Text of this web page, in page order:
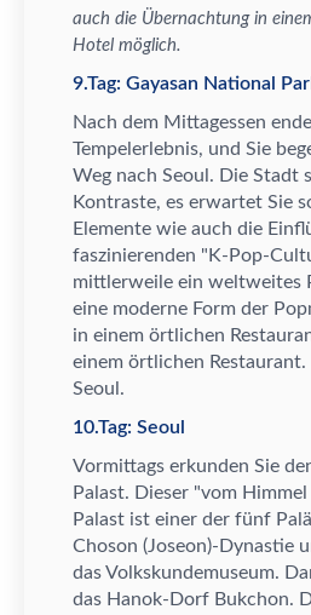
auch die Übernachtung in
Hotel möglich.
9.Tag: Gayasan National
Nach dem Mittagessen
Tempelerlebnis, und Sie
Weg nach Seoul. Die Stadt
Kontraste, es erwartet Sie
Elemente wie auch die Einfl
faszinierenden "K-Pop-
mittlerweile ein weltweites
eine moderne Form der
in einem örtlichen
einem örtlichen Restaurant.
Seoul.
10.Tag: Seoul
Vormittags erkunden Sie
Palast. Dieser "vom
Palast ist einer der fünf Pal ä
Choson (Joseon)-Dynastie
das Volkskundemuseum.
das Hanok-Dorf Bukchon.